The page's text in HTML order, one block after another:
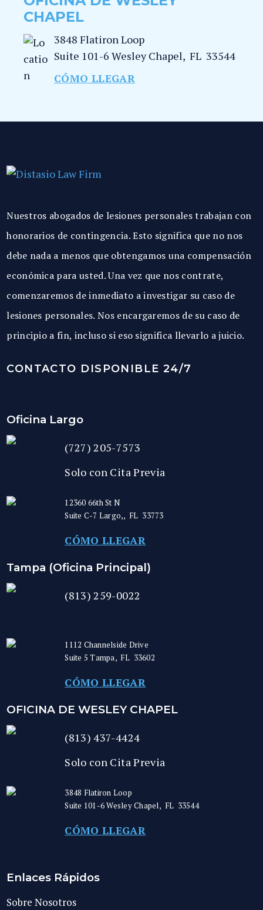
CHAPEL
3848 Flatiron Loop
Suite 101-6 Wesley Chapel, FL 33544
CÓMO LLEGAR
Nuestros abogados de lesiones personales trabajan con
honorarios de contingencia. Esto significa que no nos
debe nada a menos que obtengamos una compensación
económica para usted. Una vez que nos contrate,
comenzaremos de inmediato a investigar su caso de
lesiones personales. Nos encargaremos de su caso de
principio a fin, incluso si eso significa llevarlo a juicio.
CONTACTO DISPONIBLE 24/7
Oficina Largo
(727) 205-7573
Solo con Cita Previa
12360 66th St N
Suite C-7 Largo,, FL 33773
CÓMO LLEGAR
Tampa (Oficina Principal)
(813) 259-0022
1112 Channelside Drive
Suite 5Tampa, FL 33602
CÓMO LLEGAR
OFICINA DE WESLEY CHAPEL
(813) 437-4424
Solo con Cita Previa
3848 Flatiron Loop
Suite 101-6Wesley Chapel, FL 33544
CÓMO LLEGAR
Enlaces Rápidos
Sobre Nosotros